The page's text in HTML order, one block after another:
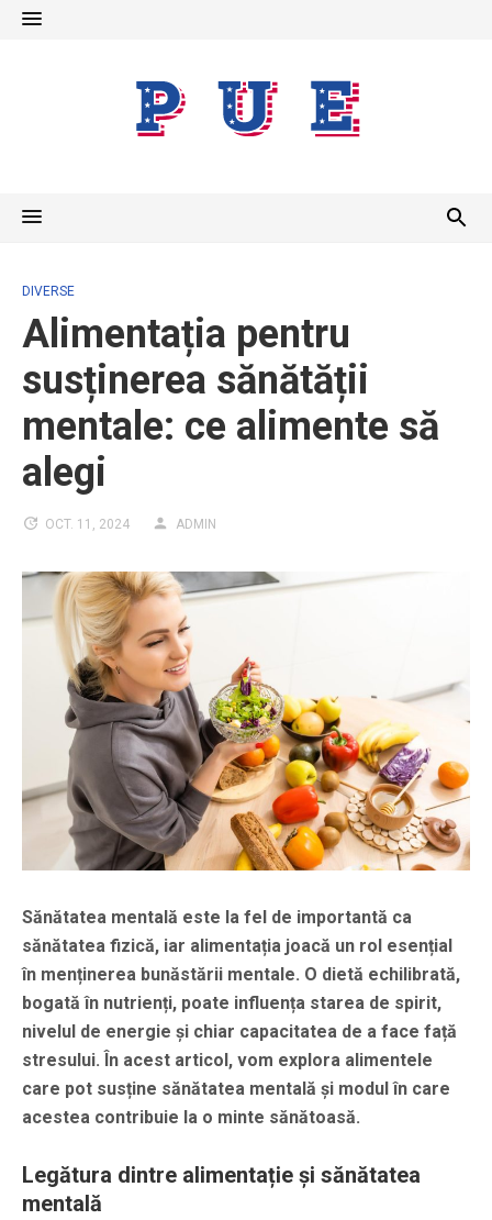
Skip
DIVERSE
Alimentația pentru
susținerea sănătății
mentale: ce alimente să
alegi
OCT. 11, 2024 ADMIN
Sănătatea mentală este la fel de importantă ca
sănătatea fizică, iar alimentația joacă un rol esențial
în menținerea bunăstării mentale. O dietă echilibrată,
bogată în nutrienți, poate influența starea de spirit,
nivelul de energie și chiar capacitatea de a face față
stresului. În acest articol, vom explora alimentele
care pot susține sănătatea mentală și modul în care
acestea contribuie la o minte sănătoasă.
Legătura dintre alimentație și sănătatea
mentală